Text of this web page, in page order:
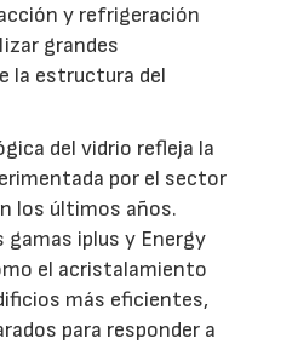
y refrigeración
grandes
la estructura del
del vidrio refleja la
por el sector
los últimos años.
iplus y Energy
el acristalamiento
más eficientes,
para responder a